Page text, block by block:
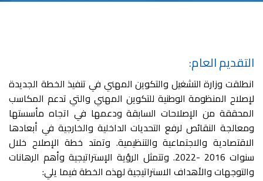
التقديم العام:
انطلقت وزارة التشغيل والتكوين المهني في تنفيذ الخطة الجديدة
لإصلاح المنظومة الوطنية للتكوين المهني والتي تدعم المكاسب
المحققة من الإصلاحات السابقة ودعمها في اتجاه مأسستها
ومعالجة النقائص لرفع التحديات الداخلية والخارجية في أبعادها
الاقتصادية والاجتماعية والتنظيمية. وتمتد خطة الإصلاح خلال
سنوات 2016 -2022. وتتمثل الرؤية الإستراتيجية وأهم الرهانات
والتوجهات والأهداف الاستراتيجية لهذه الخطة فيما يلي: